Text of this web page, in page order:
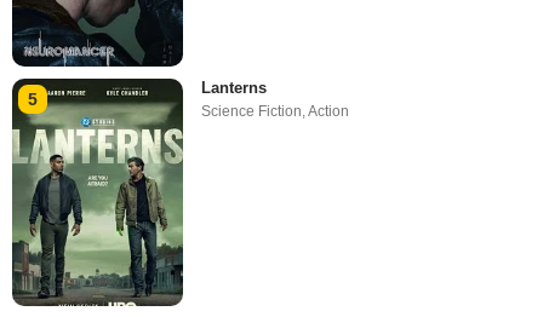
5
Lanterns
Science Fiction,Action